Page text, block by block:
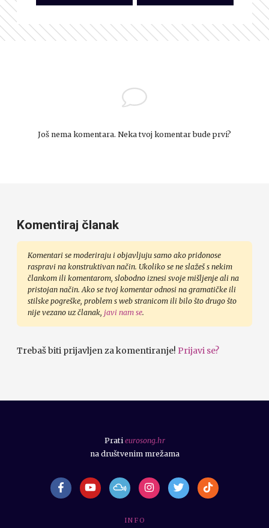
Još nema komentara. Neka tvoj komentar bude prvi?
Komentiraj članak
Komentari se moderiraju i objavljuju samo ako pridonose
raspravi na konstruktivan način. Ukoliko se ne slažeš s nekim
člankom ili komentarom, slobodno iznesi svoje mišljenje ali na
pristojan način. Ako se tvoj komentar odnosi na gramatičke ili
stilske pogreške, problem s web stranicom ili bilo što drugo što
nije vezano uz članak, javi nam se.
Trebaš biti prijavljen za komentiranje! Prijavi se?
I N F O
Prati eurosong.hr
na društvenim mrežama